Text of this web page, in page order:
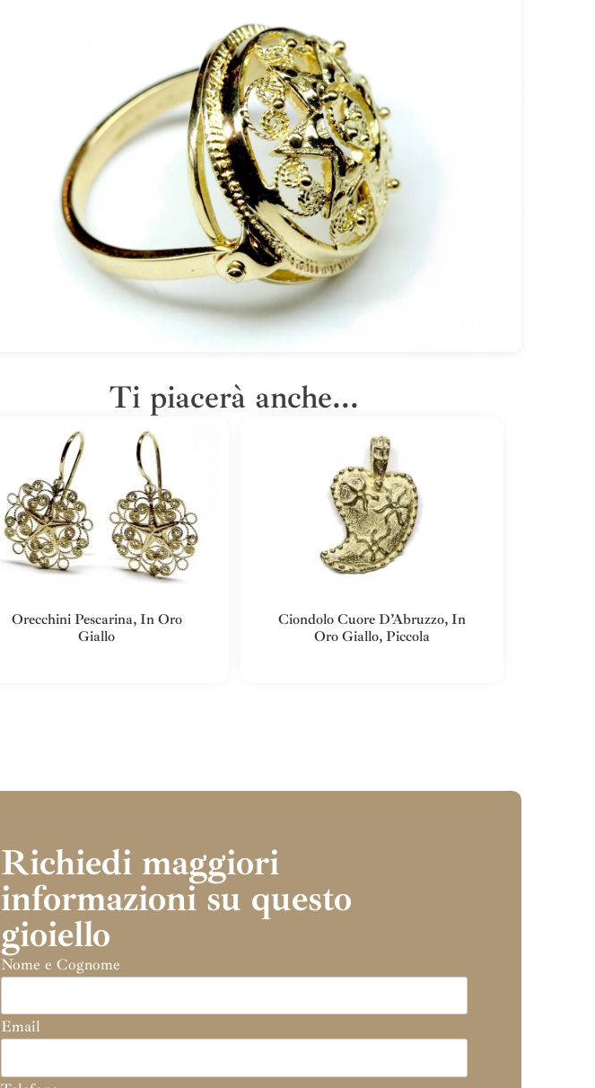
Ti piacerà anche...
Orecchini Pescarina, In Oro
Giallo
Ciondolo Cuore D’Abruzzo, In
Oro Giallo, Piccola
Richiedi maggiori
informazioni su questo
gioiello
Nome e Cognome
Email